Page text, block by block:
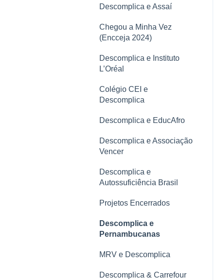
Aplicativo
Carreira
Polos
Mural de comunicações
Conclusão de Curso
Financeiro
Comunicados
Aplicativo
Descomplica e Assaí
Chegou a Minha Vez
(Encceja 2024)
Descomplica e Instituto
L’Oréal
Colégio CEI e
Descomplica
Descomplica e EducAfro
Descomplica e Associação
Vencer
Descomplica e
Autossuficiência Brasil
Projetos Encerrados
Descomplica e
Pernambucanas
MRV e Descomplica
Descomplica & Carrefour